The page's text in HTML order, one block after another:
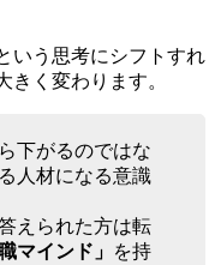
いう思考にシフトすれ
きく変わります。
下がるのではな
人材になる意識
えられた方は転
マインド」 を持